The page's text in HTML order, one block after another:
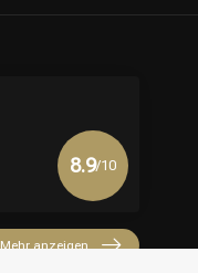
8.9/10
Mehr anzeigen